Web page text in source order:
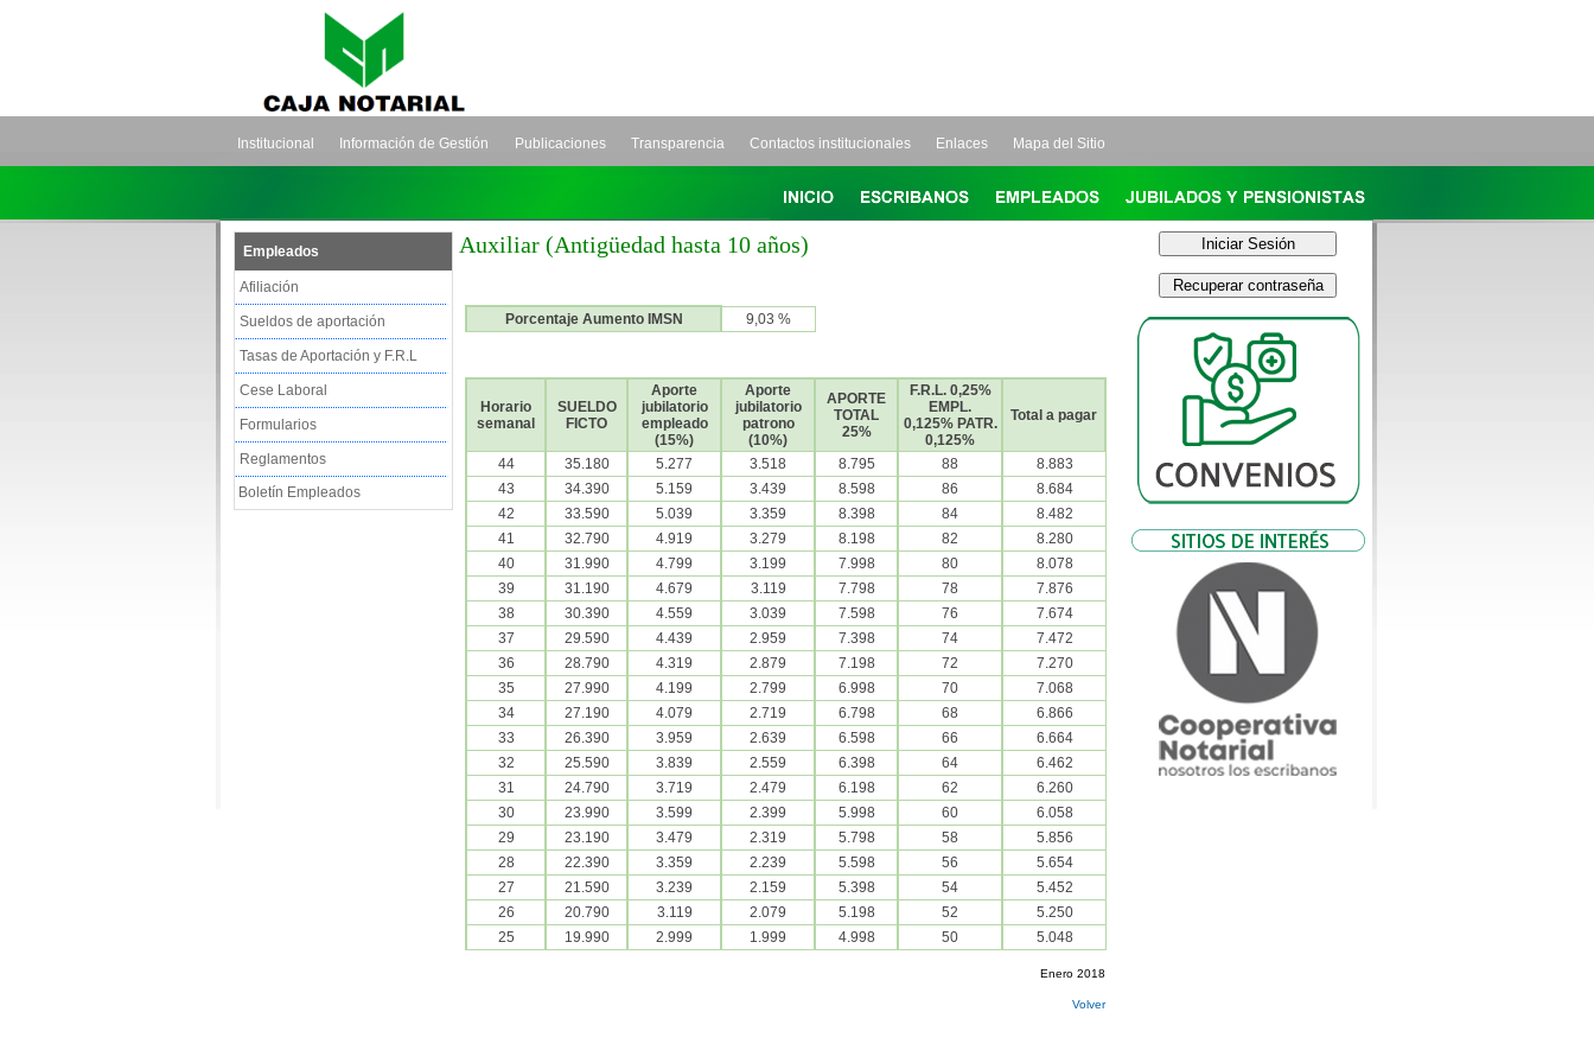
Institucional Información de Gestión Publicaciones Transparencia Contactos institucionales Enlaces Mapa del Sitio
Empleados
Afiliación
Sueldos de aportación
Tasas de Aportación y F.R.L
Cese Laboral
Formularios
Reglamentos
Boletín Empleados
Auxiliar (Antigüedad hasta 10 años)
Porcentaje Aumento IMSN 9,03 %
Horario
semanal
SUELDO
FICTO
Aporte
jubilatorio
empleado
(15%)
Aporte
jubilatorio
patrono
(10%)
APORTE
TOTAL
25%
F.R.L. 0,25%
EMPL.
0,125% PATR.
0,125%
Total a pagar
44 35.180 5.277 3.518 8.795 88
8.883
43
34.390 5.159 3.439 8.598 86
8.684
42
33.590 5.039 3.359 8.398 84
8.482
41
32.790 4.919 3.279 8.198 82
8.280
40
31.990 4.799 3.199 7.998 80
8.078
39
31.190 4.679 3.119 7.798 78
7.876
38
30.390 4.559 3.039 7.598 76
7.674
37
29.590 4.439 2.959 7.398 74
7.472
36
28.790 4.319 2.879 7.198 72
7.270
35
27.990 4.199 2.799 6.998 70
7.068
34
27.190 4.079 2.719 6.798 68
6.866
33
26.390 3.959 2.639 6.598 66
6.664
32
25.590 3.839 2.559 6.398 64
6.462
31
24.790 3.719 2.479 6.198 62
6.260
30
23.990 3.599 2.399 5.998 60
6.058
29
23.190 3.479 2.319 5.798 58
5.856
28
22.390 3.359 2.239 5.598 56
5.654
27
21.590 3.239 2.159 5.398 54
5.452
26
20.790 3.119 2.079 5.198 52
5.250
25
19.990 2.999 1.999 4.998 50 5.048
Enero 2018
Volver